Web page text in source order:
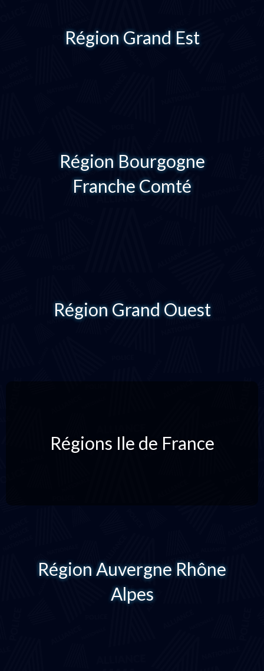
Région Grand Est
Région Bourgogne
Franche Comté
Région Grand Ouest
Régions Ile de France
Région Auvergne Rhône
Alpes